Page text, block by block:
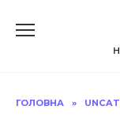
до
ГОЛОВНА »